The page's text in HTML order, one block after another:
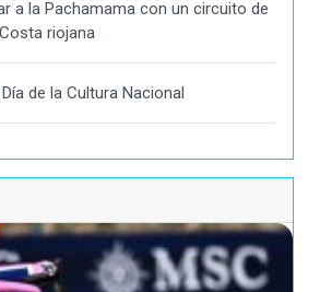
a la Pachamama con un circuito de
riojana
de la Cultura Nacional